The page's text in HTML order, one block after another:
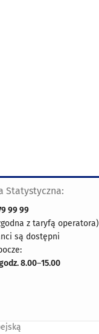
Statystyczna:
99 99
z taryfą operatora)
są dostępni
8.00–15.00